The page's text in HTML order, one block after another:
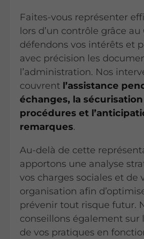
Faites-vous représenter
lors d’un contrôle grâce au
défendons vos intérêts et
avec précision les
l’administration. Nos
couvrent l’assistance
échanges, la
procédures et
remarques.
Au-delà de cette
apportons une analyse
vos charges sociales et de
organisation afin
prévenir tout risque futur.
conseillons également sur
de vos pratiques en